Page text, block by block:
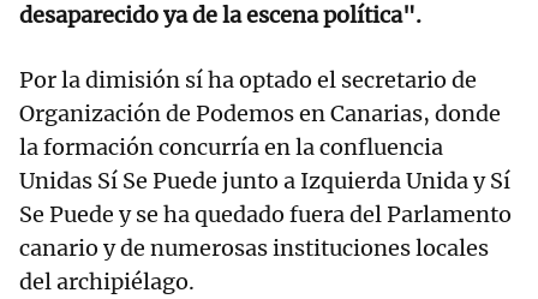
desaparecido ya de la escena política".
Por la dimisión sí ha optado el secretario de
Organización de Podemos en Canarias, donde
la formación concurría en la confluencia
Unidas Sí Se Puede junto a Izquierda Unida y Sí
Se Puede y se ha quedado fuera del Parlamento
canario y de numerosas instituciones locales
del archipiélago.